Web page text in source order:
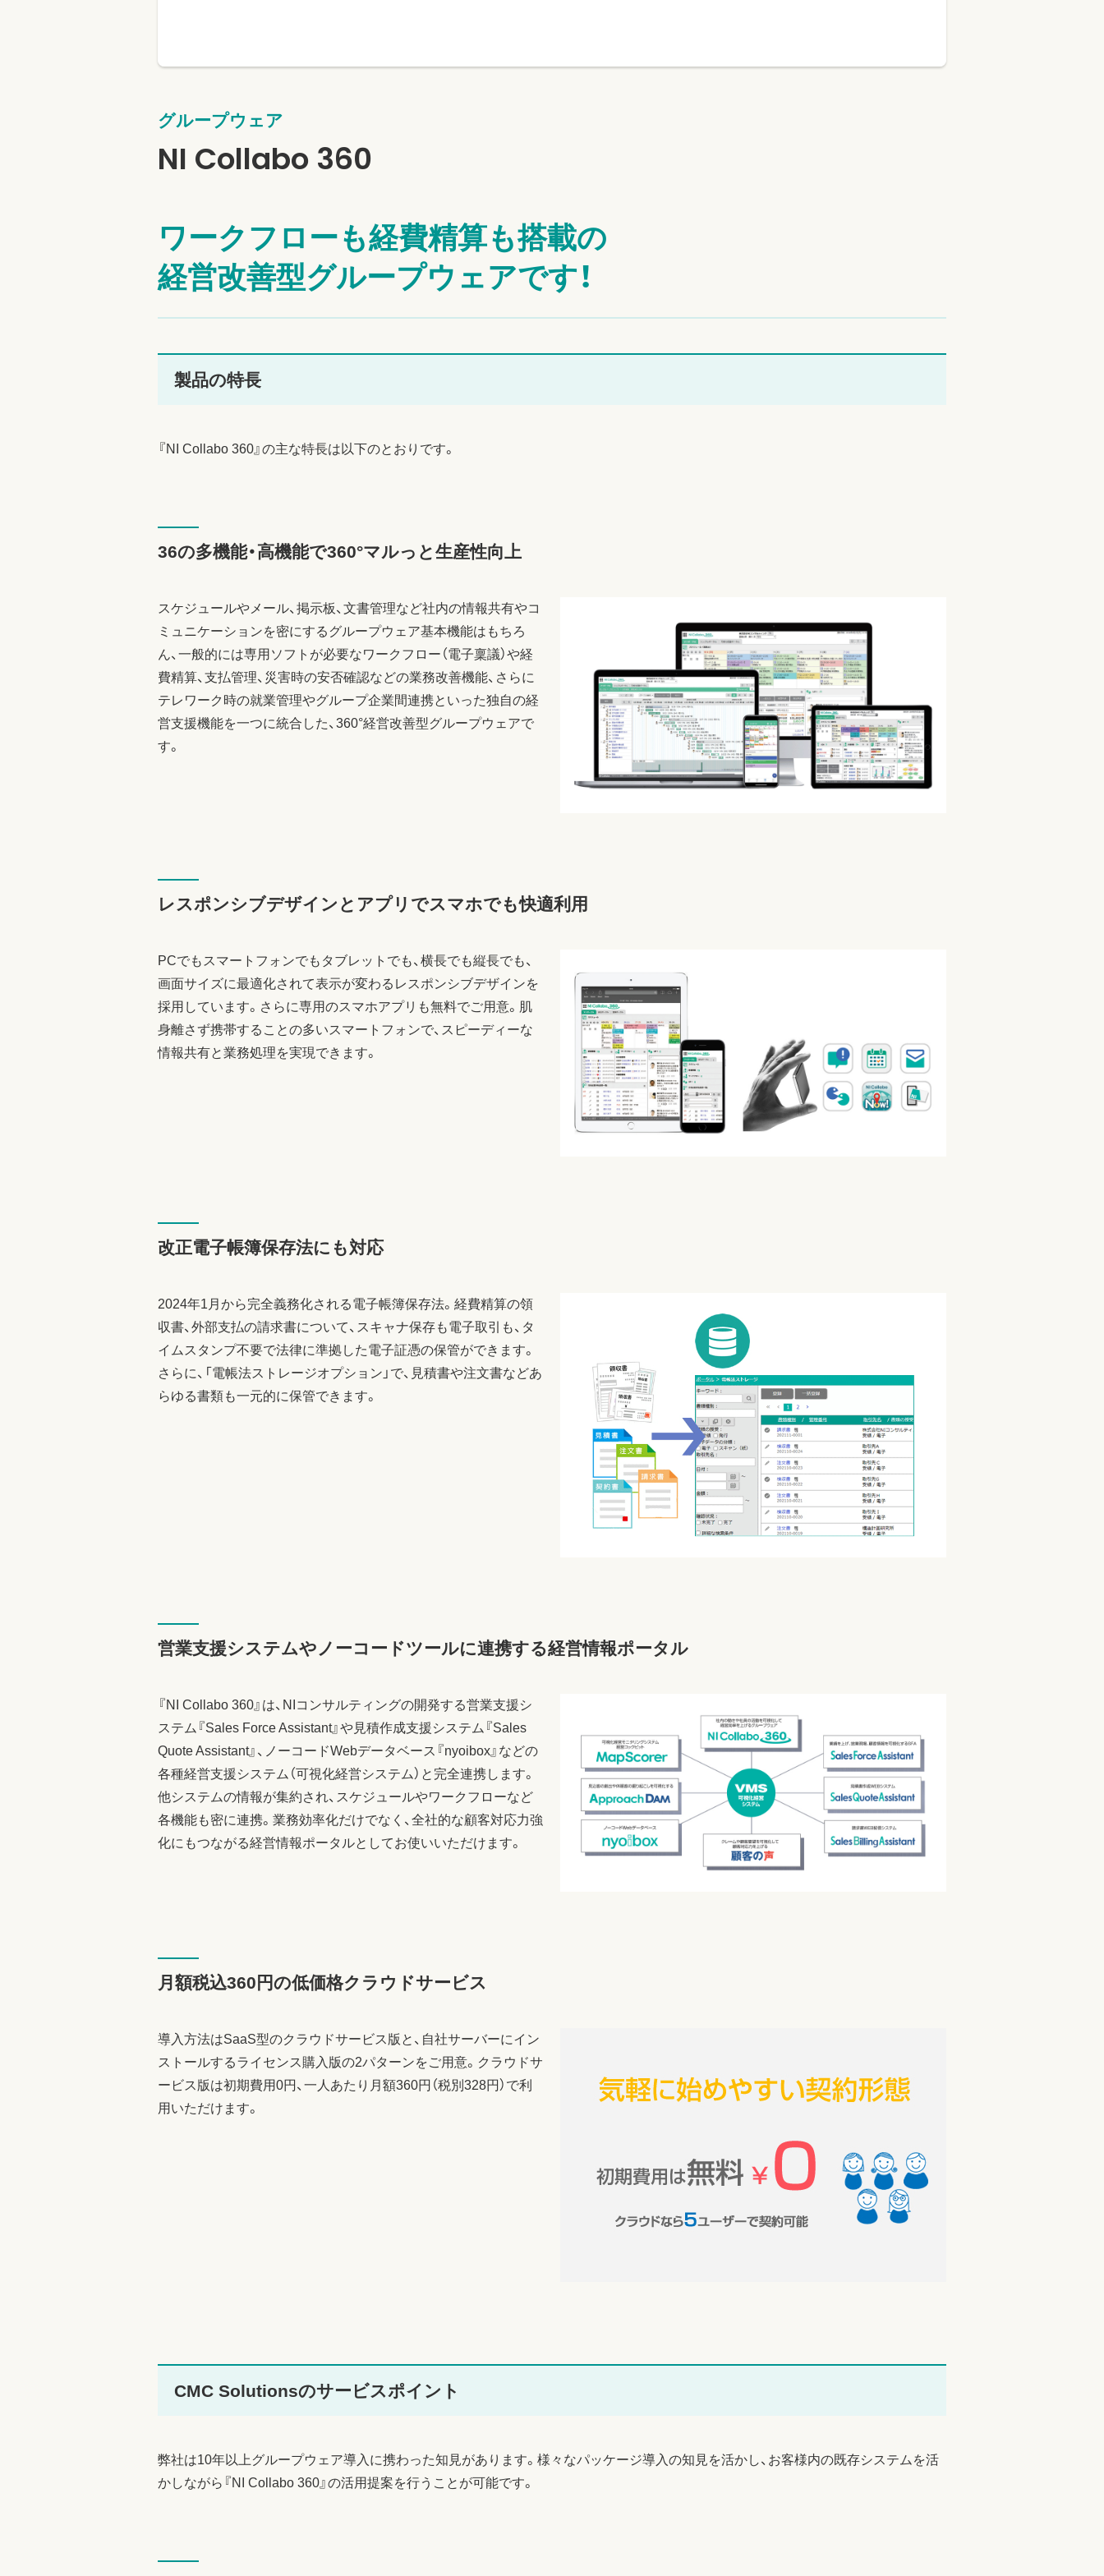
グループウェア
NI Collabo 360
ワークフローも経費精算も搭載の
経営改善型グループウェアです！
製品の特長
『NI Collabo 360』の主な特長は以下のとおりです。
36の多機能・高機能で360°マルっと生産性向上
スケジュールやメール、掲示板、文書管理など社内の情報共有やコ
ミュニケーションを密にするグループウェア基本機能はもちろ
ん、一般的には専用ソフトが必要なワークフロー（電子稟議）や経
費精算、支払管理、災害時の安否確認などの業務改善機能、さらに
テレワーク時の就業管理やグループ企業間連携といった独自の経
営支援機能を一つに統合した、360°経営改善型グループウェアで
す。
レスポンシブデザインとアプリでスマホでも快適利用
PCでもスマートフォンでもタブレットでも、横長でも縦長でも、
画面サイズに最適化されて表示が変わるレスポンシブデザインを
採用しています。さらに専用のスマホアプリも無料でご用意。肌
身離さず携帯することの多いスマートフォンで、スピーディーな
情報共有と業務処理を実現できます。
改正電子帳簿保存法にも対応
2024年1月から完全義務化される電子帳簿保存法。経費精算の領
収書、外部支払の請求書について、スキャナ保存も電子取引も、タ
イムスタンプ不要で法律に準拠した電子証憑の保管ができます。
さらに、「電帳法ストレージオプション」で、見積書や注文書などあ
らゆる書類も一元的に保管できます。
営業支援システムやノーコードツールに連携する経営情報ポータル
『NI Collabo 360』は、NIコンサルティングの開発する営業支援シ
ステム『Sales Force Assistant』や見積作成支援システム『Sales
Quote Assistant』、ノーコードWebデータベース『nyoibox』などの
各種経営支援システム（可視化経営システム）と完全連携します。
他システムの情報が集約され、スケジュールやワークフローなど
各機能も密に連携。業務効率化だけでなく、全社的な顧客対応力強
化にもつながる経営情報ポータルとしてお使いいただけます。
月額税込360円の低価格クラウドサービス
導入方法はSaaS型のクラウドサービス版と、自社サーバーにイン
ストールするライセンス購入版の2パターンをご用意。クラウドサ
ービス版は初期費用0円、一人あたり月額360円（税別328円）で利
用いただけます。
CMC Solutionsのサービスポイント
弊社は10年以上グループウェア導入に携わった知見があります。様々なパッケージ導入の知見を活かし、お客様内の既存システムを活
かしながら『NI Collabo 360』の活用提案を行うことが可能です。